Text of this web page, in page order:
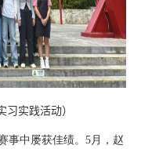
习实践活动）
事中屡获佳绩。5月，赵